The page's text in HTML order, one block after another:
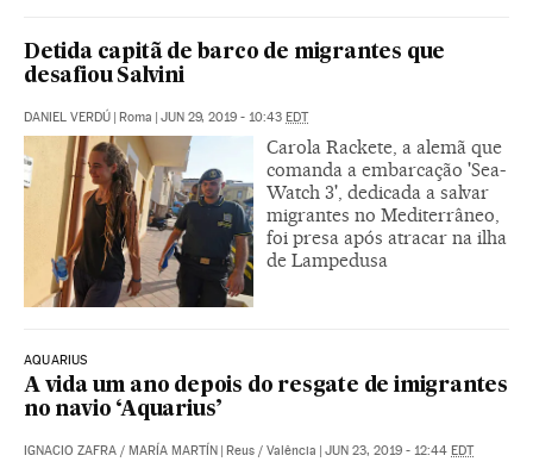
Detida capitã de barco de migrantes que
desafiou Salvini
DANIEL VERDÚ | Roma | JUN 29, 2019 - 10:43 EDT
Carola Rackete, a alemã que
comanda a embarcação 'Sea-
Watch 3', dedicada a salvar
migrantes no Mediterrâneo,
foi presa após atracar na ilha
de Lampedusa
AQUARIUS
A vida um ano depois do resgate de imigrantes
no navio ‘Aquarius’
IGNACIO ZAFRA / MARÍA MARTÍN Reus / Valência JUN 23, 2019 - 12:44 EDT